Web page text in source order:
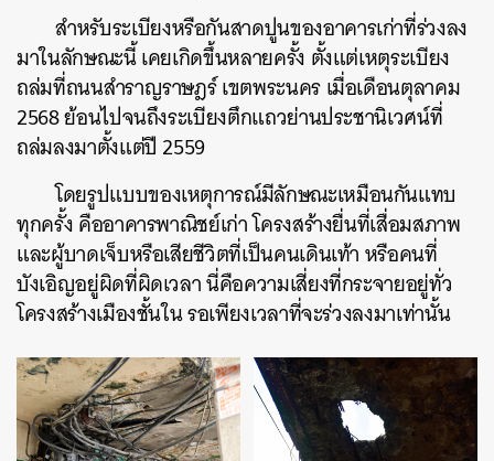
สำหรับระเบียงหรือกันสาดปูนของอาคารเก่าที่ร่วงลง
มาในลักษณะนี้ เคยเกิดขึ้นหลายครั้ง ตั้งแต่เหตุระเบียง
ถล่มที่ถนนสำราญราษฎร์ เขตพระนคร เมื่อเดือนตุลาคม
2568 ย้อนไปจนถึงระเบียงตึกแถวย่านประชานิเวศน์ที่
ถล่มลงมาตั้งแต่ปี 2559
โดยรูปแบบของเหตุการณ์มีลักษณะเหมือนกันแทบ
ทุกครั้ง คืออาคารพาณิชย์เก่า โครงสร้างยื่นที่เสื่อมสภาพ
และผู้บาดเจ็บหรือเสียชีวิตที่เป็นคนเดินเท้า หรือคนที่
บังเอิญอยู่ผิดที่ผิดเวลา นี่คือความเสี่ยงที่กระจายอยู่ทั่ว
โครงสร้างเมืองชั้นใน รอเพียงเวลาที่จะร่วงลงมาเท่านั้น